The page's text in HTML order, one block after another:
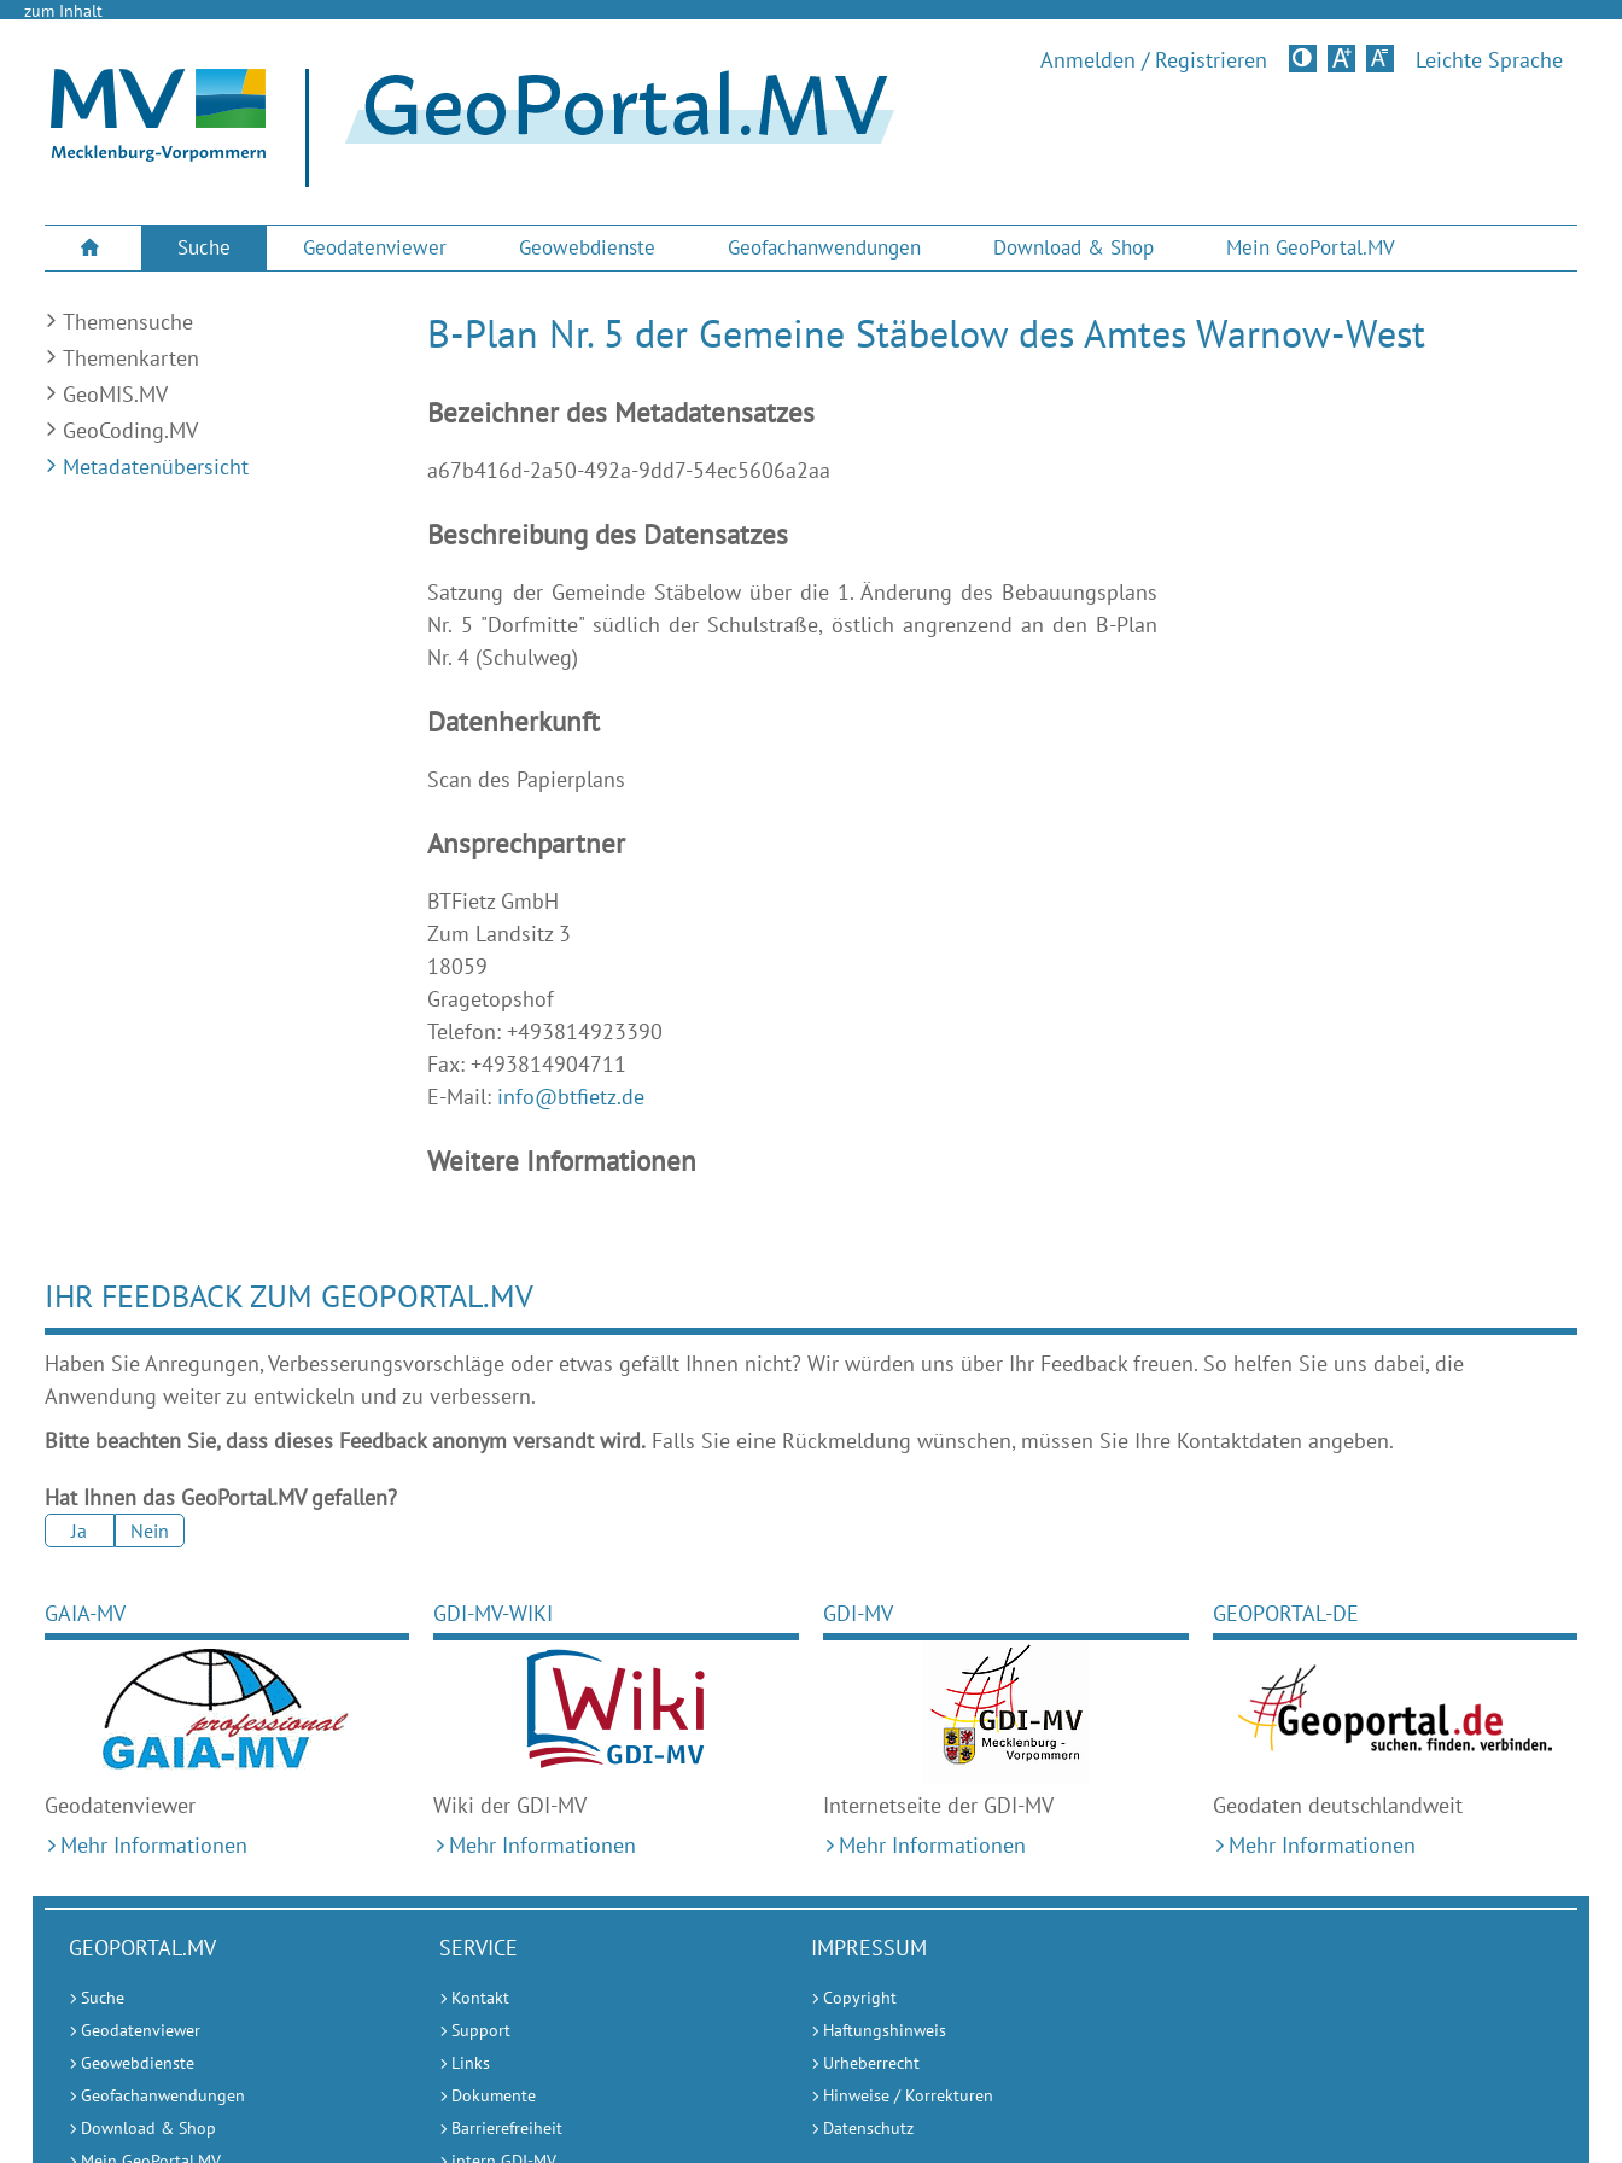
zum Inhalt
Anmelden / Registrieren KontrastversionLeichte Sprache
Suche Geodatenviewer Geowebdienste Geofachanwendungen Download & Shop Mein GeoPortal.MV
Themensuche
Themenkarten
GeoMIS.MV
GeoCoding.MV
Metadatenübersicht
B-Plan Nr. 5 der Gemeine Stäbelow des Amtes Warnow-West
Bezeichner des Metadatensatzes
a67b416d-2a50-492a-9dd7-54ec5606a2aa
Beschreibung des Datensatzes
Satzung der Gemeinde Stäbelow über die 1. Änderung des Bebauungsplans
Nr. 5 "Dorfmitte" südlich der Schulstraße, östlich angrenzend an den B-Plan
Nr. 4 (Schulweg)
Datenherkunft
Scan des Papierplans
Ansprechpartner
BTFietz GmbH
Zum Landsitz 3
18059
Gragetopshof
Telefon: +493814923390
Fax: +493814904711
E-Mail: info@btfietz.de
Weitere Informationen
IHR FEEDBACK ZUM GEOPORTAL.MV
Haben Sie Anregungen, Verbesserungsvorschläge oder etwas gefällt Ihnen nicht? Wir würden uns über Ihr Feedback freuen. So helfen Sie uns dabei, die
Anwendung weiter zu entwickeln und zu verbessern.
Bitte beachten Sie, dass dieses Feedback anonym versandt wird.Falls Sie eine Rückmeldung wünschen, müssen Sie Ihre Kontaktdaten angeben.
Hat Ihnen das GeoPortal.MV gefallen?
Ja Nein
GAIA-MV
Geodatenviewer
Mehr Informationen
GDI-MV-WIKI
Wiki der GDI-MV
Mehr Informationen
GDI-MV
Internetseite der GDI-MV
Mehr Informationen
GEOPORTAL-DE
Geodaten deutschlandweit
Mehr Informationen
GEOPORTAL.MV
Suche
Geodatenviewer
Geowebdienste
Geofachanwendungen
Download & Shop
SERVICE
Kontakt
Support
Links
Dokumente
Barrierefreiheit
IMPRESSUM
Copyright
Haftungshinweis
Urheberrecht
Hinweise / Korrekturen
Datenschutz